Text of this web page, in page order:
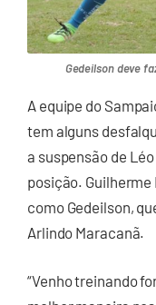
Gedeilson deve
A equipe do
tem alguns
a suspensão de
posição.
como Gedeilson,
Arlindo Maracanã.
“Venho treinando